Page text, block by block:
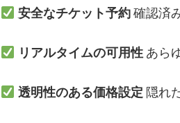
安全なチケット予約確認済
リアルタイムの可用性あら
透明性のある価格設定 隠れ